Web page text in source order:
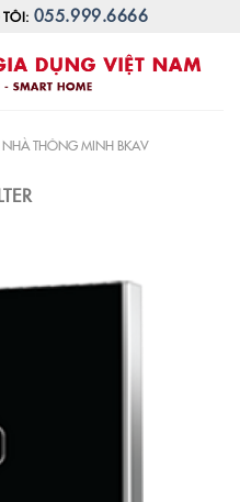
055.999.6666
NHÀ THÔNG MINH BKAV